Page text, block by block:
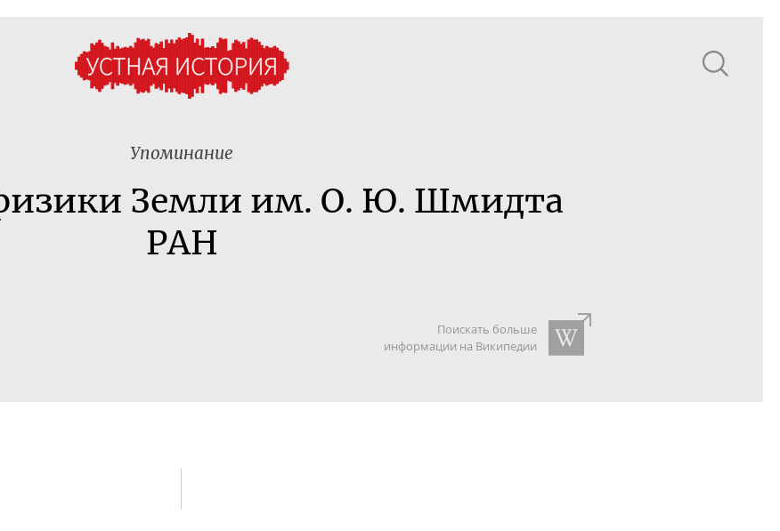
Упоминание
Земли им. О. Ю. Шмидта
РАН
Поискать больше
информации на Википедии